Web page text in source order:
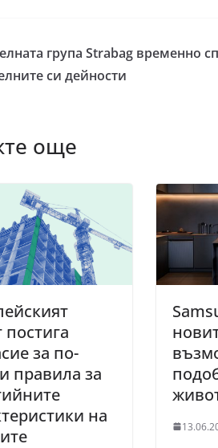
група Strabag временно
си дейности
още
постига
за по-
правила за
на